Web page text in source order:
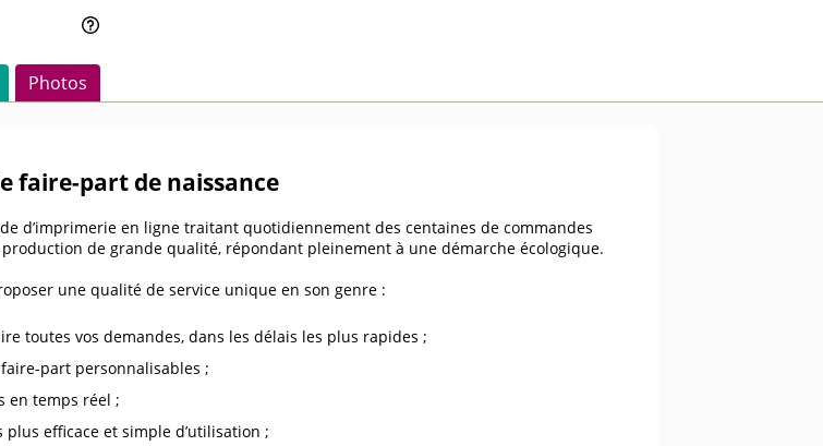
Photos
faire-part de naissance
d’imprimerie en ligne traitant quotidiennement des centaines de commandes
de grande qualité, répondant pleinement à une démarche écologique.
une qualité de service unique en son genre :
toutes vos demandes, dans les délais les plus rapides ;
part personnalisables ;
en temps réel ;
efficace et simple d’utilisation ;